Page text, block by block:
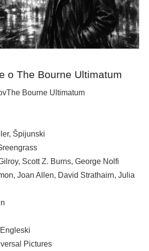
o The Bourne Ultimatum
The Bourne Ultimatum
Špijunski
Scott Z. Burns, George Nolfi
Joan Allen, David Strathairn, Julia
Engleski
Pictures